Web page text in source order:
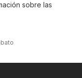
sobre las